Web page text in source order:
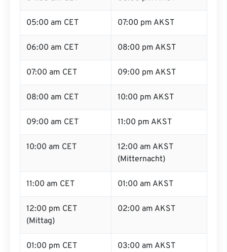
05:00 am CET 07:00 pm AKST
06:00 am CET 08:00 pm AKST
07:00 am CET 09:00 pm AKST
08:00 am CET 10:00 pm AKST
09:00 am CET 11:00 pm AKST
10:00 am CET
12:00 am AKST
(Mitternacht)
11:00 am CET 01:00 am AKST
12:00 pm CET
(Mittag)
02:00 am AKST
01:00 pm CET 03:00 am AKST